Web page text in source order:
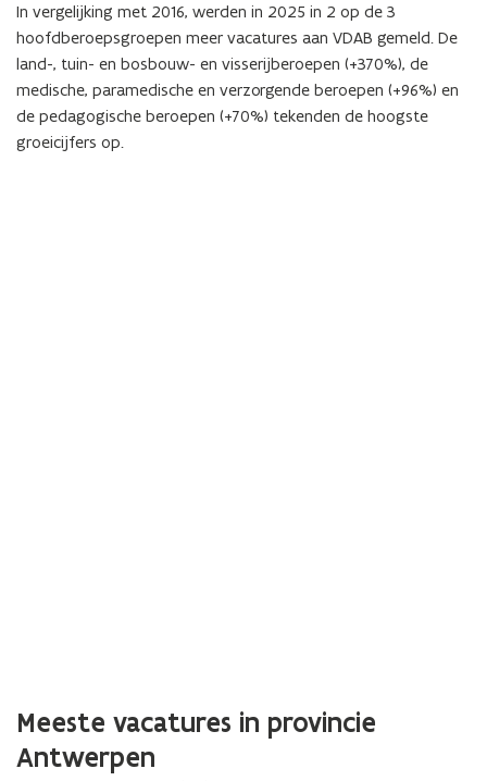
In vergelijking met 2016, werden in 2025 in 2 op de 3
hoofdberoepsgroepen meer vacatures aan VDAB gemeld. De
land-, tuin- en bosbouw- en visserijberoepen (+370%), de
medische, paramedische en verzorgende beroepen (+96%) en
de pedagogische beroepen (+70%) tekenden de hoogste
groeicijfers op.
Meeste vacatures in provincie
Antwerpen